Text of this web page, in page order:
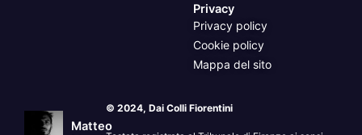
Privacy
Privacy policy
Cookie policy
Mappa del sito
Matteo
© 2024, Dai Colli Fiorentini